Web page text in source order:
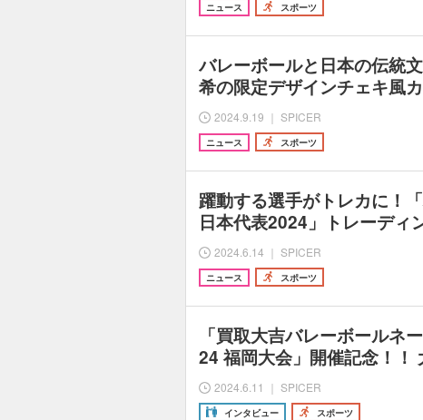
ニュース スポーツ
バレーボールと日本の伝統
希の限定デザインチェキ風
2024.9.19 ｜ SPICER
ニュース スポーツ
躍動する選手がトレカに！
日本代表2024」トレーディ
2024.6.14 ｜ SPICER
ニュース スポーツ
「買取大吉バレーボールネ
24 福岡大会」開催記念！
2024.6.11 ｜ SPICER
インタビュー スポーツ